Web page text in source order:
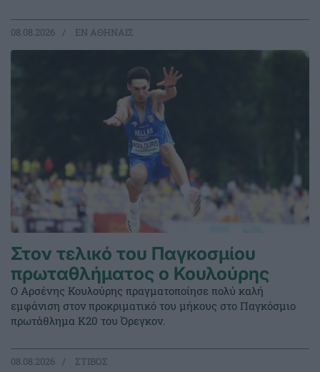
08.08.2026 EΝ ΑΘΗΝΑΙΣ
Στον τελικό του Παγκοσμίου
πρωταθλήματος ο Κουλούρης
Ο Αρσένης Κουλούρης πραγματοποίησε πολύ καλή
εμφάνιση στον προκριματικό του μήκους στο Παγκόσμιο
πρωτάθλημα Κ20 του Όρεγκον.
08.08.2026 ΣΤΙΒΟΣ